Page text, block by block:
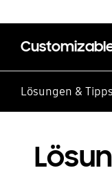
Lösungen & Tipps